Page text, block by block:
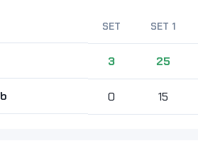
SET SET 1
3 25
0 15